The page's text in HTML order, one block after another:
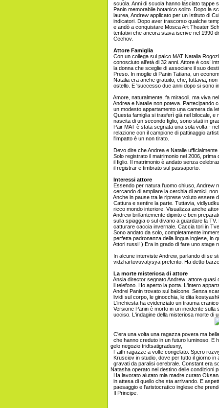
scuola. Anni di scuola hanno lasciato tappe
Panin memorabile botanico solito. Dopo la
laurea, Andrew applicato per un Istituto di
indicatori. Dopo aver trascorso qualche
e andò a conquistare Mosca Art Theater
tentativi che ancora stava iscrive nel 1990
Cechov.
Attore Famiglia
Con un collega sul palco MAT Natalia
conosciuto all'età di 32 anni. Attore è così
la donna che sceglie di associare il suo
Preso. In moglie di Panin Tatiana, un
Natalia era anche gratuito, che, tuttavia,
ostello. E 'successo due anni dopo si sono
Amore, naturalmente, fa miracoli, ma viva
Andrea e Natalie non poteva. Partecipando
un modesto appartamento una camera da
Questa famiglia si trasferì già nel bilocale, e
nascita di un secondo figlio, sono stati in
Pair MAT è stata segnata una sola volta -
relazione con il campione di pattinaggio
l'impatto è un non tirato.
Devo dire che Andrea e Natalie ufficialmente
Solo registrato il matrimonio nel 2006,
il figlio. Il matrimonio è andato senza
il registrar e timbrato sul passaporto.
Interessi attore
Essendo per natura l'uomo chiuso, Andrew
cercando di ampliare la cerchia di amici,
Anche in pause tra le riprese voluto essere
Cattura e sentire la parte. Tuttavia,
ricco mondo interiore. Visualizza anche
Andrew brillantemente dipinto e ben
sulla spiaggia o sul divano a guardare la
catturare caccia invernale. Caccia tori in
Sono andato da solo, completamente
perfetta padronanza della lingua inglese, in
Attori russi! ) Era in grado di fare uno stage
In alcune interviste Andrew, parlando di se
vidzhartovuvatysya preferito. Ha detto
La morte misteriosa di attore
Ansia director segnato Andrew: attore quasi
il telefono. Ho aperto la porta. L'intero
Andrei Panin trovato sul balcone. Senza
lividi sul corpo, le ginocchia, le dita
L'inchiesta ha evidenziato un trauma
Versione Panin è morto in un incidente sulla
ucciso. L'indagine della misteriosa morte di
C'era una volta una ragazza povera ma
che hanno creduto in un futuro luminoso. E
gelo negozio tridtsatigradusny,
Faith ragazze a volte congelato. Spero
Krusciov in studio, dove per tutto il giorno
gravati da paralisi cerebrale. Constant era
Natasha operato nel destino delle condizioni
Ha lavorato aiutato mia madre curato
in attesa di quello che sta arrivando. E
paesaggio e l'aristocratico inglese che
Il Principe.